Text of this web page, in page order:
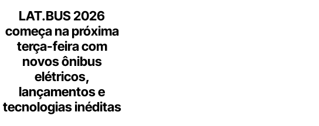
LAT.BUS 2026
começa na próxima
terça-feira com
novos ônibus
elétricos,
lançamentos e
tecnologias inéditas